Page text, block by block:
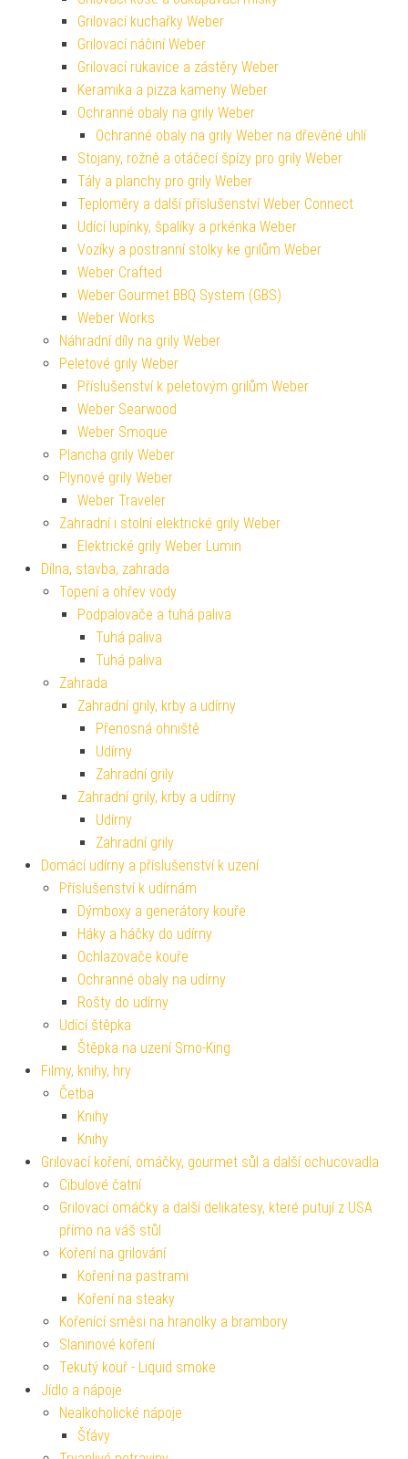
Grilovací kuchařky Weber
Grilovací náčiní Weber
Grilovací rukavice a zástěry Weber
Keramika a pizza kameny Weber
Ochranné obaly na grily Weber
Ochranné obaly na grily Weber na dřevěné uhlí
Stojany, rožně a otáčecí špízy pro grily Weber
Tály a planchy pro grily Weber
Teploměry a další příslušenství Weber Connect
Udící lupínky, špalíky a prkénka Weber
Vozíky a postranní stolky ke grilům Weber
Weber Crafted
Weber Gourmet BBQ System (GBS)
Weber Works
Náhradní díly na grily Weber
Peletové grily Weber
Příslušenství k peletovým grilům Weber
Weber Searwood
Weber Smoque
Plancha grily Weber
Plynové grily Weber
Weber Traveler
Zahradní i stolní elektrické grily Weber
Elektrické grily Weber Lumin
Dílna, stavba, zahrada
Topení a ohřev vody
Podpalovače a tuhá paliva
Tuhá paliva
Tuhá paliva
Zahrada
Zahradní grily, krby a udírny
Přenosná ohniště
Udírny
Zahradní grily
Zahradní grily, krby a udírny
Udírny
Zahradní grily
Domácí udírny a příslušenství k uzení
Příslušenství k udírnám
Dýmboxy a generátory kouře
Háky a háčky do udírny
Ochlazovače kouře
Ochranné obaly na udírny
Rošty do udírny
Udící štěpka
Štěpka na uzení Smo-King
Filmy, knihy, hry
Četba
Knihy
Knihy
Grilovací koření, omáčky, gourmet sůl a další ochucovadla
Cibulové čatní
Grilovací omáčky a další delikatesy, které putují z USA
přímo na váš stůl
Koření na grilování
Koření na pastrami
Koření na steaky
Kořenící směsi na hranolky a brambory
Slaninové koření
Tekutý kouř - Liquid smoke
Jídlo a nápoje
Nealkoholické nápoje
Šťávy